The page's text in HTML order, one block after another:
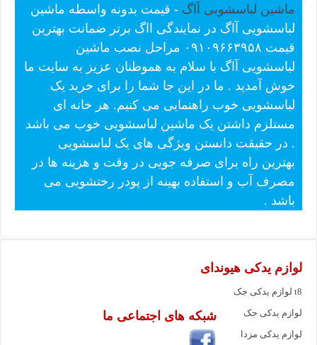
ماشین لباسشویی آاگ - قیمت بدونه واسطه ماشین
لباسشویی آاگ در نمایندگی ااگ برتر ضمانت بهترین
قیمت ۰۹۱۰۹۶۶۳۹۵۸ مراحل نصب ماشین
لباسشویی آاگ با سلام به هموطنان عزیز به سایت ما
خوش آمدید . ما در این جا شما را برای خرید یک
لباسشویی خوب راهنمایی می کنیم. هر خانه ای
مستلزم داشتن یک ماشین لباسشویی خوب می باشد
. در حقیقت دانستن ویژگی های یک لباسشویی
بهترین راه برای صرفه جویی در وقت و هزینه ها در
مصرف آب و استفاده بهینه از پودر رختشویی می
باشد .
لوازم یدکی هیوندای
لوازم یدکی جک t8
لوازم یدکی جک
لوازم یدکی مزدا
شبکه های اجتماعی ما